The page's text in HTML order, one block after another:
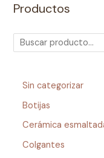
Productos
Sin categorizar
Botijas
Cerámica
Colgantes